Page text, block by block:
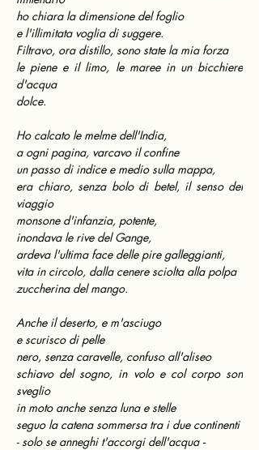
ho chiara la dimensione del foglio
e l'illimitata voglia di suggere.
Filtravo, ora distillo, sono state la mia forza
le piene e il limo, le maree in un bicchiere
d'acqua
dolce.
Ho calcato le melme dell'India,
a ogni pagina, varcavo il confine
un passo di indice e medio sulla mappa,
era chiaro, senza bolo di betel, il senso del
viaggio
monsone d'infanzia, potente,
inondava le rive del Gange,
ardeva l'ultima face delle pire galleggianti,
vita in circolo, dalla cenere sciolta alla polpa
zuccherina del mango.
Anche il deserto, e m'asciugo
e scurisco di pelle
nero, senza caravelle, confuso all'aliseo
schiavo del sogno, in volo e col corpo son
sveglio
in moto anche senza luna e stelle
seguo la catena sommersa tra i due continenti
- solo se anneghi t'accorgi dell'acqua ‑